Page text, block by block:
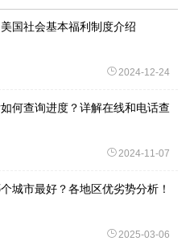
国社会基本福利制度介绍
2024-12-24
何查询进度？详解在线和电话查
2024-11-07
城市最好？各地区优劣势分析！
2025-03-06